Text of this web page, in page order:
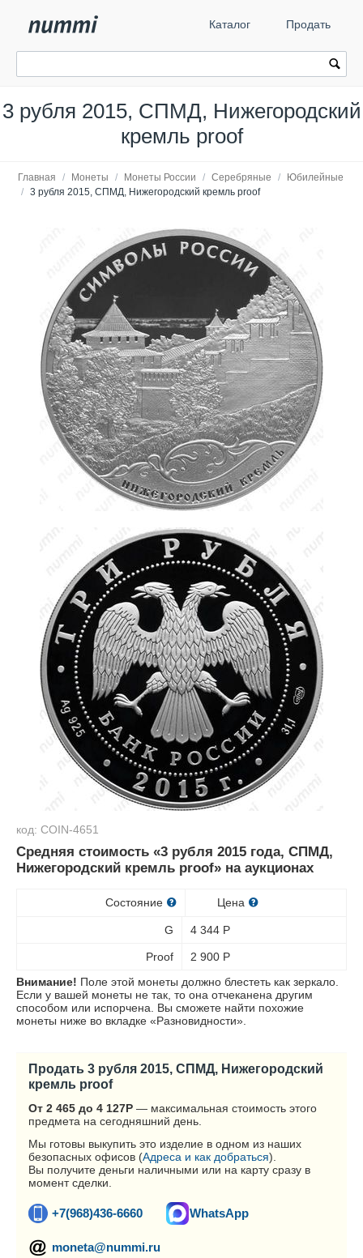
Каталог Продать
3 рубля 2015, СПМД, Нижегородский
кремль proof
Главная / Монеты / Монеты России / Серебряные /
Юбилейные
/ 3 рубля 2015, СПМД, Нижегородский кремль proof
код: COIN-4651
Средняя стоимость «3 рубля 2015 года, СПМД,
Нижегородский кремль proof» на аукционах
Состояние Цена
G 4 344 Р
Proof 2 900 Р
Внимание! Поле этой монеты должно блестеть как зеркало.
Если у вашей монеты не так, то она отчеканена другим
способом или испорчена. Вы сможете найти похожие
монеты ниже во вкладке «Разновидности».
Продать 3 рубля 2015, СПМД, Нижегородский
кремль proof
От 2 465 до 4 127Р — максимальная стоимость этого
предмета на сегодняшний день.
Мы готовы выкупить это изделие в одном из наших
безопасных офисов (Адреса и как добраться).
Вы получите деньги наличными или на карту сразу в
момент сделки.
+7(968)436-6660 WhatsApp
moneta@nummi.ru